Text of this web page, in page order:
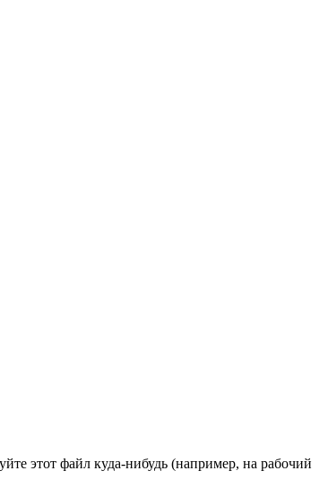
этот файл куда-нибудь (например, на рабочий